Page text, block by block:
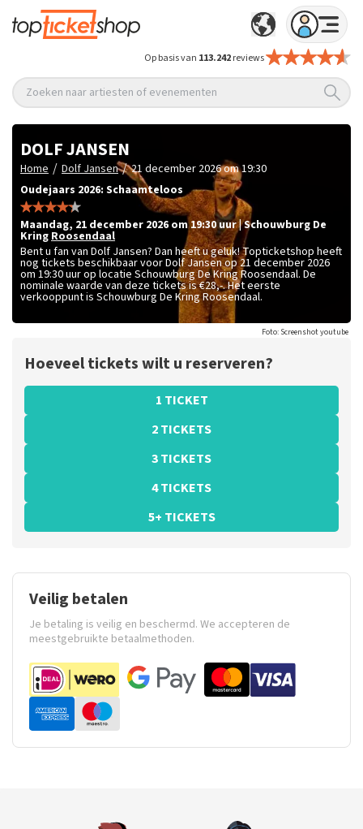
Op basis van 113.242reviews
Zoeken naar artiesten of evenementen
DOLF JANSEN
Home / Dolf Jansen / 21 december 2026 om 19:30
Oudejaars 2026: Schaamteloos
maandag, 21 december 2026 om 19:30uur|Schouwburg De
KringRoosendaal
Bent u fan van Dolf Jansen? Dan heeft u geluk! Topticketshop heeft
nog tickets beschikbaar voor Dolf Jansen op 21 december 2026
om 19:30 uur op locatie Schouwburg De Kring Roosendaal. De
nominale waarde van deze tickets is€28,-. Het eerste
verkooppunt is Schouwburg De Kring Roosendaal.
Foto: Screenshot youtube
Hoeveel tickets wilt u reserveren?
1 TICKET
2 TICKETS
3 TICKETS
4 TICKETS
5+ TICKETS
Veilig betalen
Je betaling is veilig en beschermd. We accepteren de
meestgebruikte betaalmethoden.